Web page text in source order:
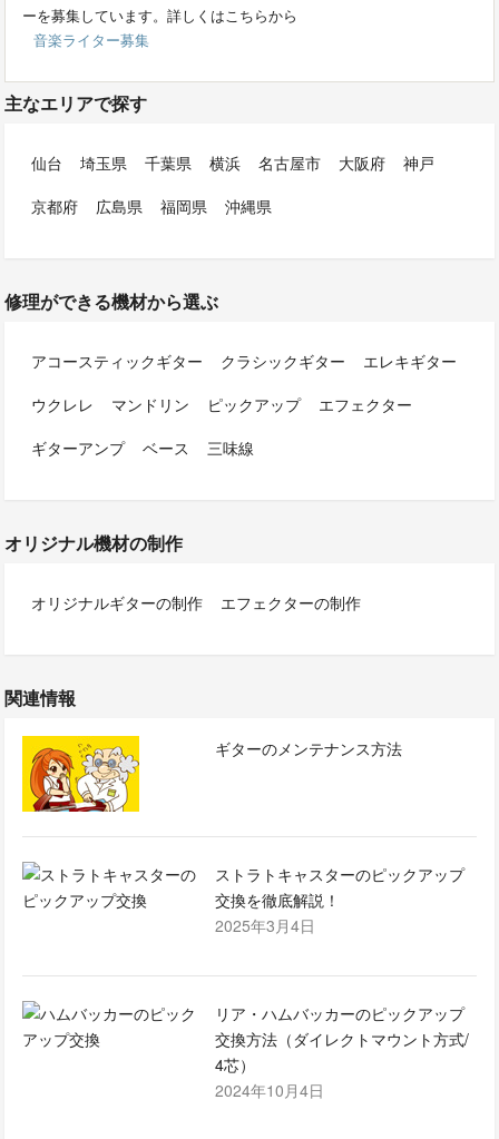
ーを募集しています。詳しくはこちらから
音楽ライター募集
主なエリアで探す
仙台 埼玉県 千葉県 横浜 名古屋市 大阪府
神戸
京都府
広島県 福岡県 沖縄県
修理ができる機材から選ぶ
アコースティックギター クラシックギター
エレキギター
ウクレレ
マンドリン ピックアップ
エフェクター
ギターアンプ
ベース 三味線
オリジナル機材の制作
オリジナルギターの制作 エフェクターの制作
関連情報
ギターのメンテナンス方法
ストラトキャスターのピックアップ
交換を徹底解説！
2025年3月4日
リア・ハムバッカーのピックアップ
交換方法（ダイレクトマウント方式/
4芯）
2024年10月4日